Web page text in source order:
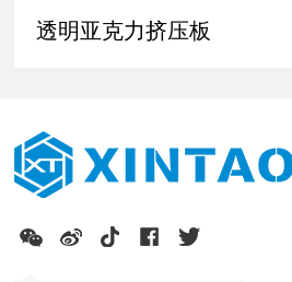
透明亚克力挤压板